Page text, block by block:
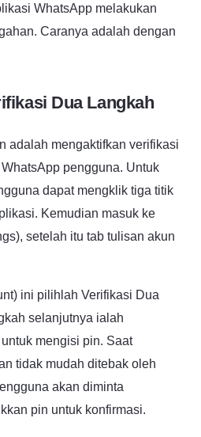
WhatsApp melakukan
Caranya adalah dengan
Dua Langkah
adalah mengaktifkan verifikasi
pengguna. Untuk
dapat mengklik tiga titik
Kemudian masuk ke
setelah itu tab tulisan akun
ini pilihlah Verifikasi Dua
selanjutnya ialah
mengisi pin. Saat
tidak mudah ditebak oleh
akan diminta
pin untuk konfirmasi.